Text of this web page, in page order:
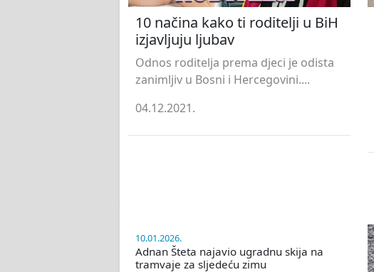
10 načina kako ti roditelji u BiH
izjavljuju ljubav
Odnos roditelja prema djeci je odista
zanimljiv u Bosni i Hercegovini....
04.12.2021.
10.01.2026.
Adnan Šteta najavio ugradnu skija na
tramvaje za sljedeću zimu